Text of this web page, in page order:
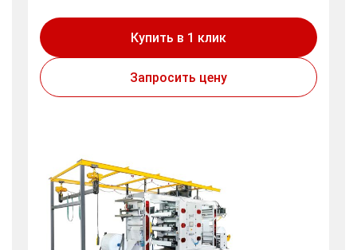
Купить в 1 клик
Запросить цену